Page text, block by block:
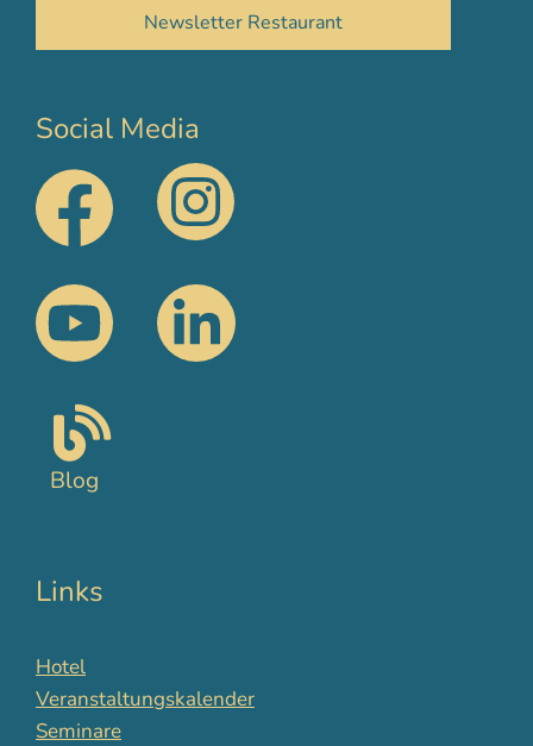
Newsletter Restaurant
Social Media
Blog
Links
Hotel
Veranstaltungskalender
Seminare